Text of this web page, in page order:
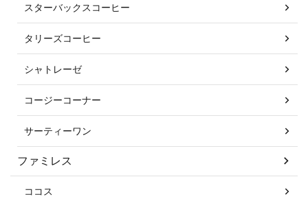
スターバックスコーヒー
タリーズコーヒー
シャトレーゼ
コージーコーナー
サーティーワン
ファミレス
ココス